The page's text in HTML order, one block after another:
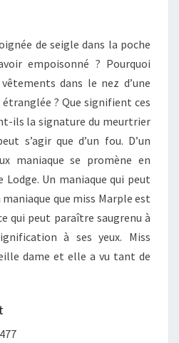
de seigle dans la poche
empoisonné ? Pourquoi
dans le nez d’une
? Que signifient ces
ils la signature du meurtrier
s’agir que d’un fou. D’un
maniaque se promène en
Un maniaque qui peut
que miss Marple est
qui peut paraître saugrenu à
à ses yeux. Miss
dame et elle a vu tant de